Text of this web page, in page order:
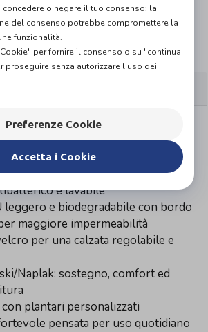
prova in negozio
cucita a mano con tomaia cucita alla
flessibilità
morbida e traspirante
foderato in vitello, trattato
e lavabile
leggero e biodegradabile con bordo
maggiore impermeabilità
per una calzata regolabile e
Naplak: sostegno, comfort ed
plantari personalizzati
pensata per uso quotidiano
o negare il tuo consenso: la
del consenso potrebbe compromettere la
funzionalità.
per fornire il consenso o su "continua
proseguire senza autorizzare l'uso dei
Preferenze Cookie
Accetta i Cookie